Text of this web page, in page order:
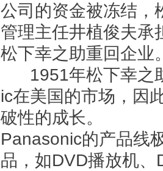
公司的资金被冻结，
管理主任井植俊夫承
松下幸之助重回企业
1951年松下幸之
ic在美国的市场，因
破性的成长。
Panasonic的产品线
品，如DVD播放机